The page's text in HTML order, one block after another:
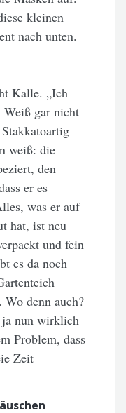
kleinen
nach unten.
Kalle. „Ich
gar nicht
weiß: die
den
er es
was er auf
hat, ist neu
und fein
es da noch
denn auch?
ja nun wirklich
Problem, dass
Zeit